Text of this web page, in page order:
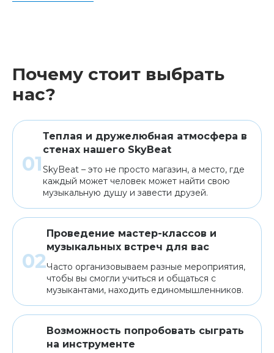
Клавишные Сувениры, подарки
Аренда
Почему стоит выбрать
нас?
Теплая и дружелюбная атмосфера в
стенах нашего SkyBeat
SkyBeat – это не просто магазин, а место, где
каждый может человек может найти свою
музыкальную душу и завести друзей.
Проведение мастер-классов и
музыкальных встреч для вас
Часто организовываем разные мероприятия,
чтобы вы смогли учиться и общаться с
музыкантами, находить единомышленников.
Возможность попробовать сыграть
на инструменте